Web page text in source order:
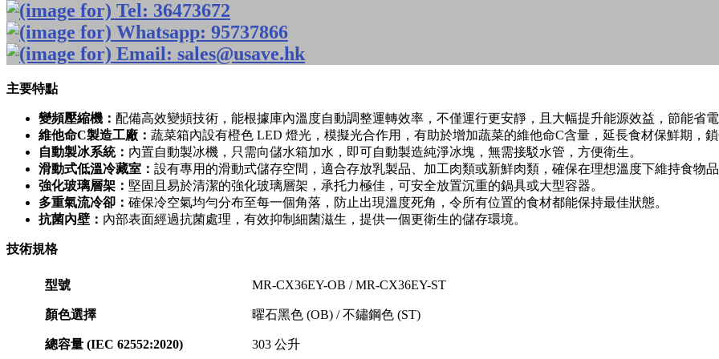
主要特點
變頻壓縮機： 配備高效變頻技術，能根據庫內溫度自動調整運轉效率，不僅運行更安靜，且大幅提升能源效益，節能省電
維他命C製造工廠： 蔬菜箱內設有橙色 LED 燈光，模擬光合作用，有助於增加蔬菜的維他命C含量，延長食材保鮮期，鎖
自動製冰系統： 內置自動製冰機，只需向儲水箱加水，即可自動製造純淨冰塊，無需接駁水管，方便衛生。
滑動式低溫冷藏室： 設有專用的滑動式儲存空間，適合存放乳製品、加工肉類或新鮮肉類，確保在理想溫度下維持食物品
強化玻璃層架： 堅固且易於清潔的強化玻璃層架，承托力極佳，可安全放置沉重的鍋具或大型容器。
多重氣流冷卻： 確保冷空氣均勻分布至每一個角落，防止出現溫度死角，令所有位置的食材都能保持最佳狀態。
抗菌內壁： 內部表面經過抗菌處理，有效抑制細菌滋生，提供一個更衛生的儲存環境。
技術規格
型號 MR-CX36EY-OB / MR-CX36EY-ST
顏色選擇 曜石黑色 (OB) / 不鏽鋼色 (ST)
總容量 (IEC 62552:2020) 303 公升